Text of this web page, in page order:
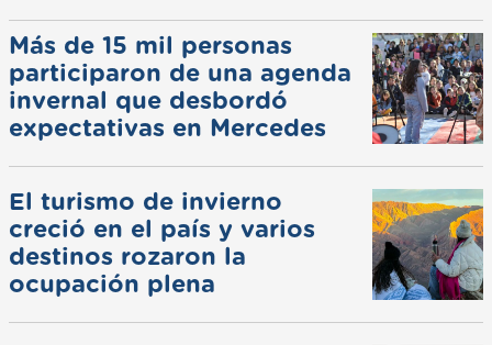
Más de 15 mil personas
participaron de una agenda
invernal que desbordó
expectativas en Mercedes
El turismo de invierno
creció en el país y varios
destinos rozaron la
ocupación plena